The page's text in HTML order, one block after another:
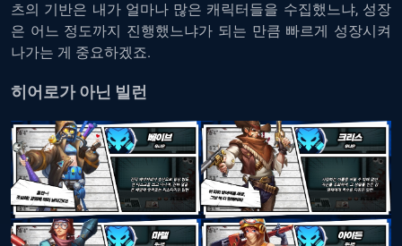
츠의 기반은 내가 얼마나 많은 캐릭터들을 수집했느냐, 성장
은 어느 정도까지 진행했느냐가 되는 만큼 빠르게 성장시켜
나가는 게 중요하겠죠.
히어로가 아닌 빌런